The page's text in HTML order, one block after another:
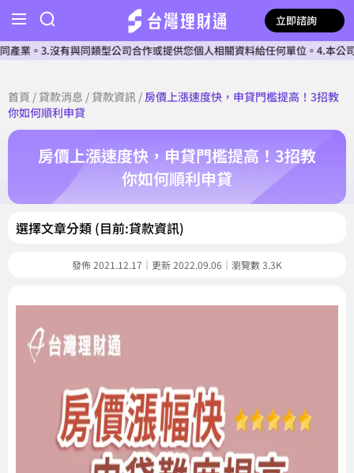
立即諮詢
有與同類型公司合作或提供您個人相關資料給任何單位。4.本公司確認
首頁 / 貸款消息 / 貸款資訊 / 房價上漲速度快，申貸門檻提高！3招教
你如何順利申貸
房價上漲速度快，申貸門檻提高！3招教
你如何順利申貸
選擇文章分類 (目前:貸款資訊)
發佈 2021.12.17｜更新 2022.09.06｜瀏覽數 3.3K